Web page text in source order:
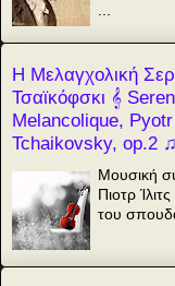
Η Μελαγχολική
Τσαϊκόφσκι 𝄞
Melancolique,
Tchaikovsky, op.2
Μουσική
Πιοτρ
του